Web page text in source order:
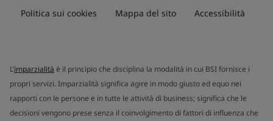
Politica sui cookies Mappa del sito Accessibilità
L’imparzialità è il principio che disciplina la modalità in cui BSI fornisce i
propri servizi. Imparzialità significa agire in modo giusto ed equo nei
rapporti con le persone e in tutte le attività di business; significa che le
decisioni vengono prese senza il coinvolgimento di fattori di influenza che